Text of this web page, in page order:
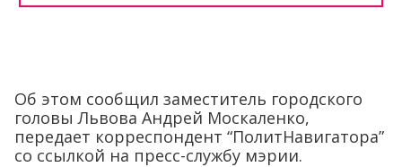
Об этом сообщил заместитель городского
головы Львова Андрей Москаленко,
передает корреспондент “ПолитНавигатора”
со ссылкой на пресс-службу мэрии.